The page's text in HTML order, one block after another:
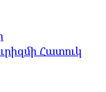
Հատուկ